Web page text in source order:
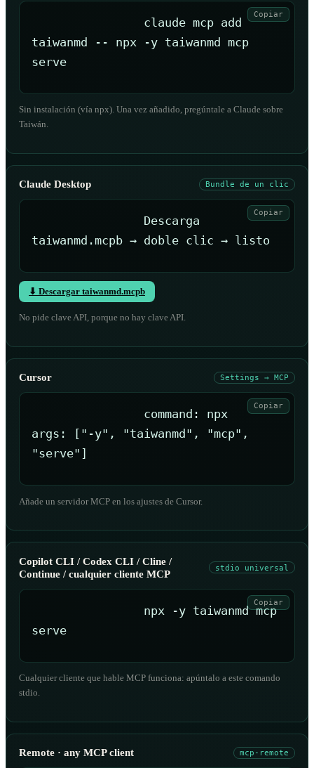
Copiar
claude mcp add
taiwanmd -- npx -y taiwanmd mcp
serve
Sin instalación (vía npx). Una vez añadido, pregúntale a Claude sobre
Taiwán.
Claude Desktop Bundle de un clic
Copiar
Descarga
taiwanmd.mcpb → doble clic → listo
⬇ Descargar taiwanmd.mcpb
No pide clave API, porque no hay clave API.
Cursor Settings → MCP
Copiar
command: npx
args: ["-y", "taiwanmd", "mcp",
"serve"]
Añade un servidor MCP en los ajustes de Cursor.
Copilot CLI / Codex CLI / Cline /
Continue / cualquier cliente MCP
stdio universal
Copiar
npx -y taiwanmd mcp
serve
Cualquier cliente que hable MCP funciona: apúntalo a este comando
stdio.
Remote · any MCP client mcp-remote